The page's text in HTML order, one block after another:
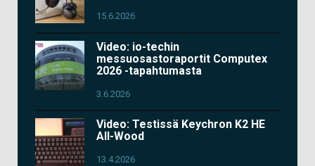
15.6.2026
Video: io-techin
messuosastoraportit Computex
2026 -tapahtumasta
3.6.2026
Video: Testissä Keychron K2 HE
All-Wood
13.4.2026